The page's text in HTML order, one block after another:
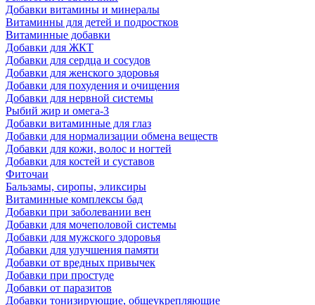
Добавки витамины и минералы
Витаминны для детей и подростков
Витаминные добавки
Добавки для ЖКТ
Добавки для сердца и сосудов
Добавки для женского здоровья
Добавки для похудения и очищения
Добавки для нервной системы
Рыбий жир и омега-3
Добавки витаминные для глаз
Добавки для нормализации обмена веществ
Добавки для кожи, волос и ногтей
Добавки для костей и суставов
Фиточаи
Бальзамы, сиропы, эликсиры
Витаминные комплексы бад
Добавки при заболевании вен
Добавки для мочеполовой системы
Добавки для мужского здоровья
Добавки для улучшения памяти
Добавки от вредных привычек
Добавки при простуде
Добавки от паразитов
Добавки тонизирующие, общеукрепляющие